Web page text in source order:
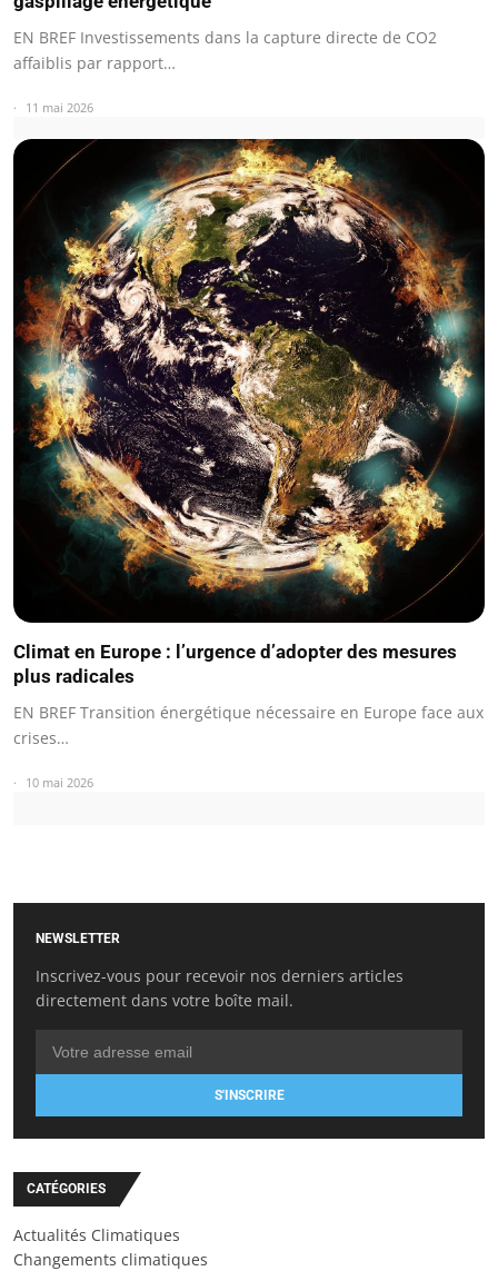
EN BREF Investissements dans la capture directe de CO2
affaiblis par rapport…
11 mai 2026
Climat en Europe : l’urgence d’adopter des mesures
plus radicales
EN BREF Transition énergétique nécessaire en Europe face aux
crises…
10 mai 2026
NEWSLETTER
Inscrivez-vous pour recevoir nos derniers articles
directement dans votre boîte mail.
S'INSCRIRE
CATÉGORIES
Actualités Climatiques
Changements climatiques